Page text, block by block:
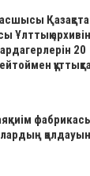
Ұлттық
20